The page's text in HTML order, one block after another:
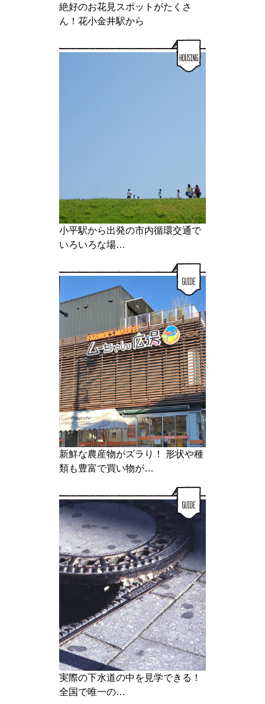
絶好のお花見スポットがたくさ
ん！花小金井駅から
小平駅から出発の市内循環交通で
いろいろな場…
新鮮な農産物がズラり！ 形状や種
類も豊富で買い物が…
実際の下水道の中を見学できる！
全国で唯一の…